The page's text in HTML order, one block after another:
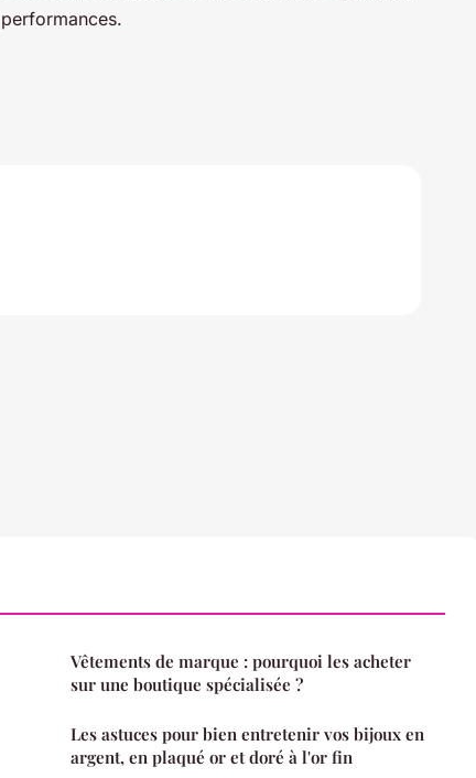
Vêtements de marque : pourquoi les acheter
sur une boutique spécialisée ?
Les astuces pour bien entretenir vos bijoux en
argent, en plaqué or et doré à l'or fin